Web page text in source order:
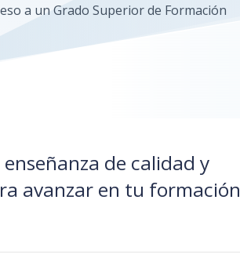
a un Grado Superior de Formación
de calidad y
avanzar en tu formación